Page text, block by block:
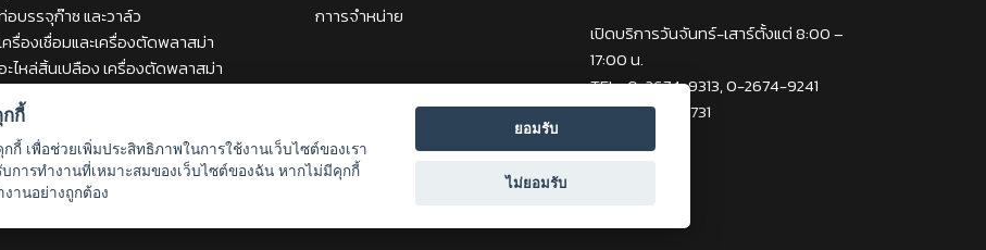
อบรรจุก๊าซ และวาล์ว
ครื่องเชื่อมและเครื่องตัดพลาสม่า
ะไหล่สิ้นเปลือง เครื่องตัดพลาสม่า
สดุอุปกรณ์เคมีภัณฑ์สำหรับงาน
ชื่อม
ครื่องมือช่าง
กาารจำหน่าย
เปิดบริการวันจันทร์-เสาร์ตั้งแต่ 8:00 –
17:00 น.
TEL : 0-2674-9313, 0-2674-9241
FAX : 0-2212-2731
กกี้
กี้ เพื่อช่วยเพิ่มประสิทธิภาพในการใช้งานเว็บไซต์ของเรา
การทำงานที่เหมาะสมของเว็บไซต์ของฉัน หากไม่มีคุกกี้
งานอย่างถูกต้อง
ยอมรับ
ไม่ยอมรับ